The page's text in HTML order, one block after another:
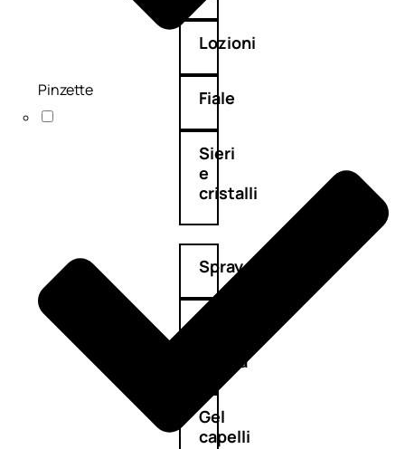
Lozioni
Fiale
Sieri
e
cristalli
Spray
crema
Gel
capelli
Pinzette